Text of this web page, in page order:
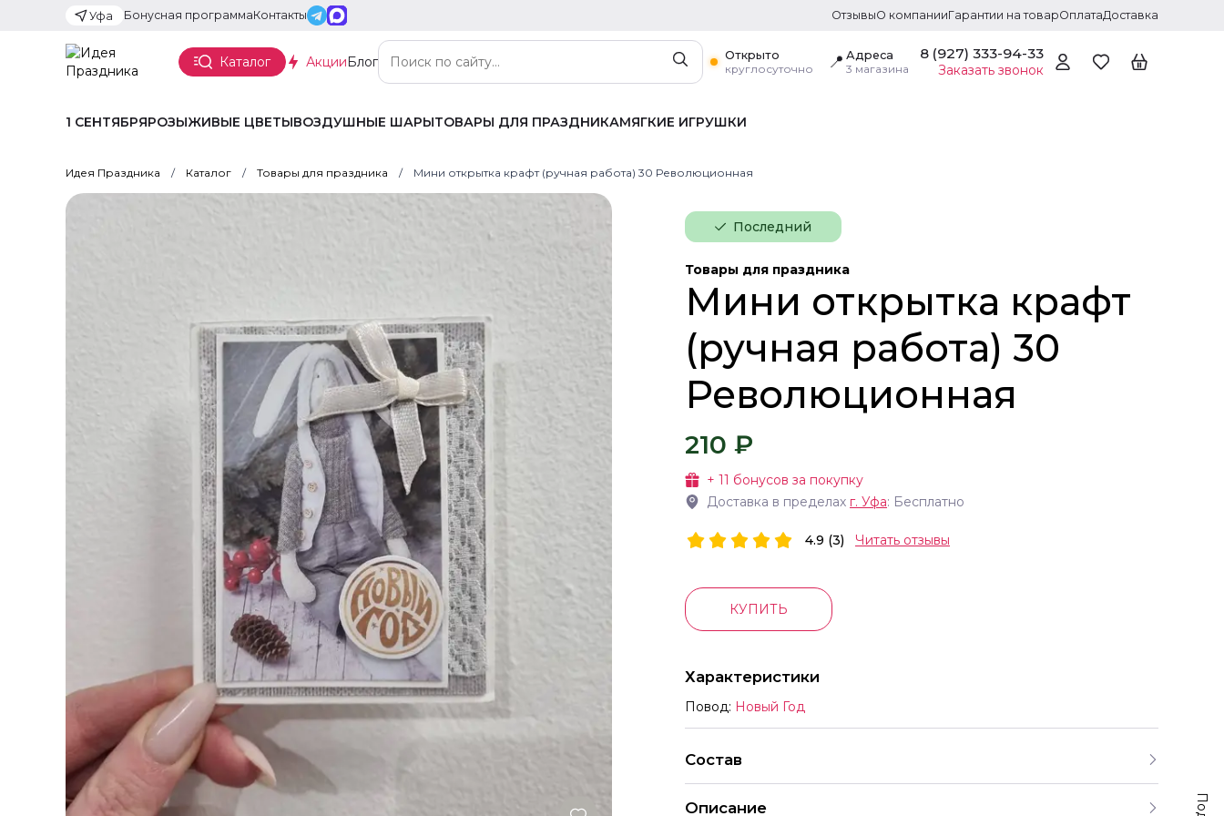
Уфа Бонусная программаКонтакты ОтзывыО компанииГарантии на товарОплатаДоставка
Каталог АкцииБлог
Открыто
круглосуточно
📍 Адреса
3 магазина
8 (927) 333-94-33
Заказать звонок
1 СЕНТЯБРЯРОЗЫЖИВЫЕ ЦВЕТЫВОЗДУШНЫЕ ШАРЫТОВАРЫ ДЛЯ ПРАЗДНИКАМЯГКИЕ ИГРУШКИ
Идея Праздника Каталог Товары для праздника Мини открытка крафт (ручная работа) 30 Революционная
Последний
Товары для праздника
Мини открытка крафт
(ручная работа) 30
Революционная
210 ₽
+ 11 бонусов за покупку
Доставка в пределах г. Уфа: Бесплатно
4.9 (3) Читать отзывы
КУПИТЬ
Характеристики
Повод: Новый Год
Состав
Описание